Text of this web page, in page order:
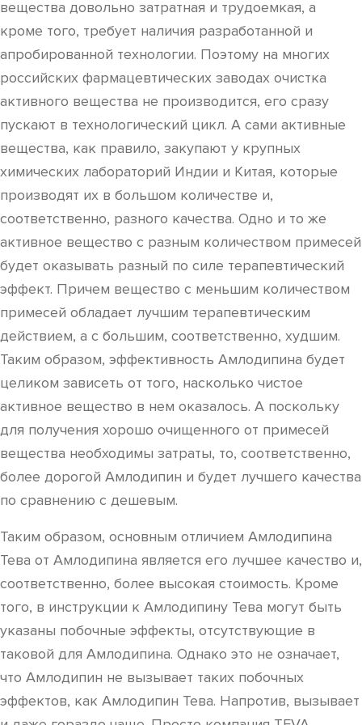
вещества довольно затратная и трудоемкая, а
кроме того, требует наличия разработанной и
апробированной технологии. Поэтому на многих
российских фармацевтических заводах очистка
активного вещества не производится, его сразу
пускают в технологический цикл. А сами активные
вещества, как правило, закупают у крупных
химических лабораторий Индии и Китая, которые
производят их в большом количестве и,
соответственно, разного качества. Одно и то же
активное вещество с разным количеством примесей
будет оказывать разный по силе терапевтический
эффект. Причем вещество с меньшим количеством
примесей обладает лучшим терапевтическим
действием, а с большим, соответственно, худшим.
Таким образом, эффективность Амлодипина будет
целиком зависеть от того, насколько чистое
активное вещество в нем оказалось. А поскольку
для получения хорошо очищенного от примесей
вещества необходимы затраты, то, соответственно,
более дорогой Амлодипин и будет лучшего качества
по сравнению с дешевым.
Таким образом, основным отличием Амлодипина
Тева от Амлодипина является его лучшее качество и,
соответственно, более высокая стоимость. Кроме
того, в инструкции к Амлодипину Тева могут быть
указаны побочные эффекты, отсутствующие в
таковой для Амлодипина. Однако это не означает,
что Амлодипин не вызывает таких побочных
эффектов, как Амлодипин Тева. Напротив, вызывает